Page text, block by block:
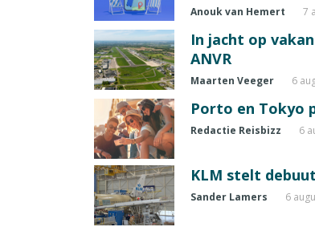
Anouk van Hemert 7
In jacht op
ANVR
Maarten Veeger 6
Porto en Tokyo
Redactie Reisbizz 6
KLM stelt
Sander Lamers 6